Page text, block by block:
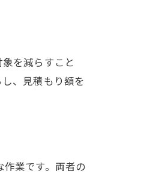
を減らすこと
、見積もり額を
業です。両者の